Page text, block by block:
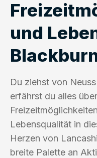
und
Du ziehst von
erfährst du alles
Lebensqualität in
Herzen von
breite Palette an